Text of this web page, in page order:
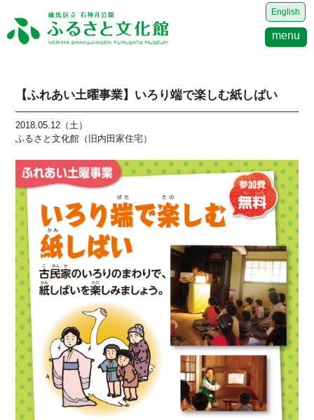
English
menu
【ふれあい土曜事業】いろり端で楽しむ紙しばい
2018.05.12（土）
ふるさと文化館（旧内田家住宅）